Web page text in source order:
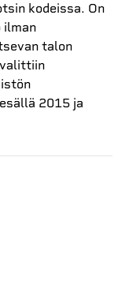
kodeissa. On
talon
2015 ja